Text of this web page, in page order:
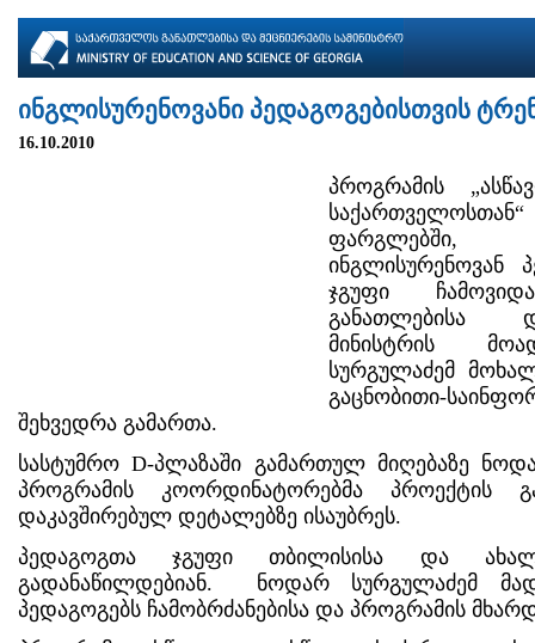
ინგლისურენოვანი პედაგოგებისთვის
16.10.2010
პროგრამის
ფარგლებში,
ინგლისურენოვან
ჯგუფი
განათლებისა
მინისტრის
სურგულაძემ
გაცნობითი-
შეხვედრა გამართა.
სასტუმრო D-პლაზაში გამართულ მიღებაზე
პროგრამის კოორდინატორებმა პროექტის
დაკავშირებულ დეტალებზე ისაუბრეს.
პედაგოგთა ჯგუფი თბილისისა და
გადანაწილდებიან. ნოდარ სურგულაძემ
პედაგოგებს ჩამობრძანებისა და პროგრამის